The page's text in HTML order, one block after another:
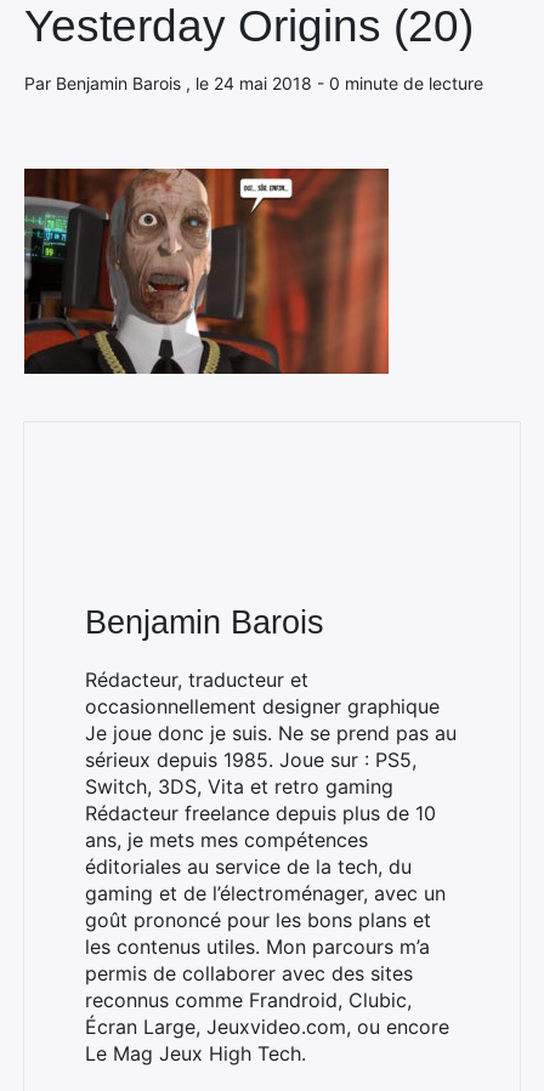
Yesterday Origins (20)
Par Benjamin Barois , le 24 mai 2018 - 0 minute de lecture
Benjamin Barois
Rédacteur, traducteur et
occasionnellement designer graphique
Je joue donc je suis. Ne se prend pas au
sérieux depuis 1985. Joue sur : PS5,
Switch, 3DS, Vita et retro gaming
Rédacteur freelance depuis plus de 10
ans, je mets mes compétences
éditoriales au service de la tech, du
gaming et de l’électroménager, avec un
goût prononcé pour les bons plans et
les contenus utiles. Mon parcours m’a
permis de collaborer avec des sites
reconnus comme Frandroid, Clubic,
Écran Large, Jeuxvideo.com, ou encore
Le Mag Jeux High Tech.